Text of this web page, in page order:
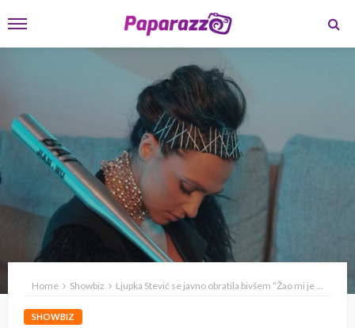
Home Showbiz Ljupka Stević se javno obratila bivšem “Žao mi je sto sam ti verovala” (VIDEO)
SHOWBIZ